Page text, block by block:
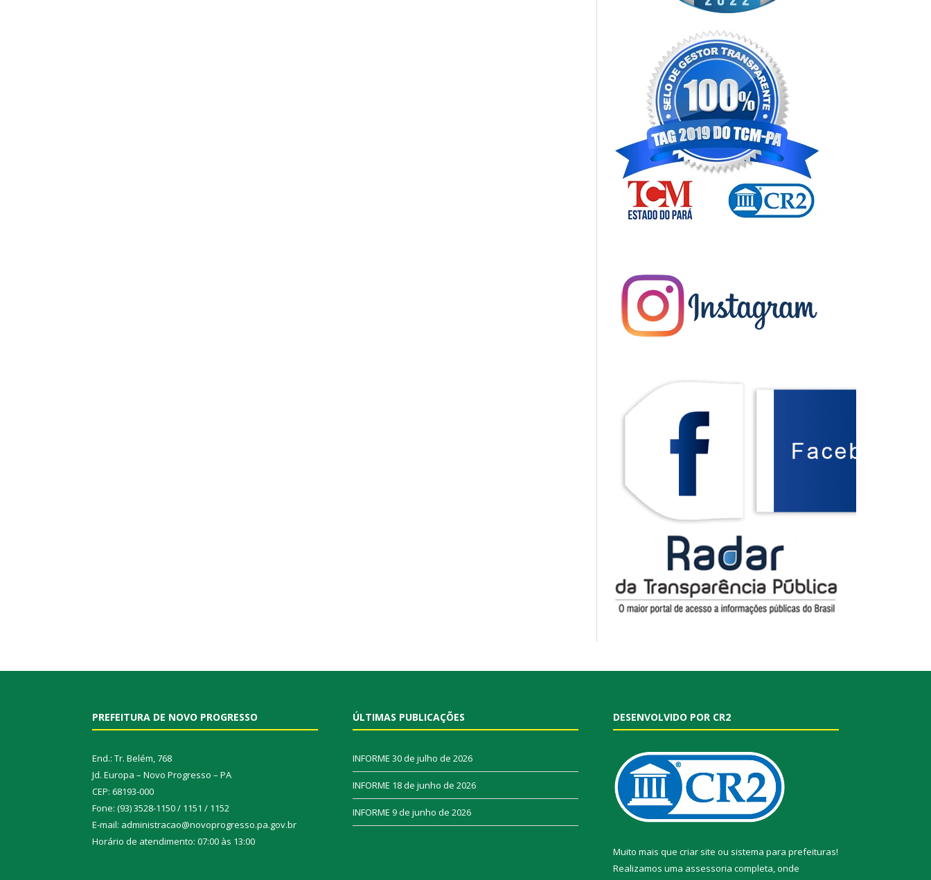
PREFEITURA DE NOVO PROGRESSO
End.: Tr. Belém, 768
Jd. Europa – Novo Progresso – PA
CEP: 68193-000
Fone: (93) 3528-1150 / 1151 / 1152
E-mail: administracao@novoprogresso.pa.gov.br
Horário de atendimento: 07:00 às 13:00
ÚLTIMAS PUBLICAÇÕES
INFORME 30 de julho de 2026
INFORME 18 de junho de 2026
INFORME 9 de junho de 2026
DESENVOLVIDO POR CR2
Muito mais que criar site ou sistema para prefeituras!
Realizamos uma assessoria completa, onde